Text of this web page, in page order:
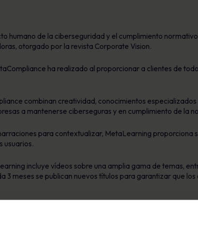
humano de la ciberseguridad y el cumplimiento
otorgado por la revista Corporate Vision.
ha realizado al proporcionar a clientes de
combinan creatividad, conocimientos
a mantenerse ciberseguras y en cumplimiento de la
para contextualizar, MetaLearning
usuarios.
incluye vídeos sobre una amplia gama de temas,
3 meses se publican nuevos títulos para garantizar que
declaró: «Estamos orgullosos de haber ganado
premio reconoce nuestro compromiso de ofrecer a los
en el mercado.